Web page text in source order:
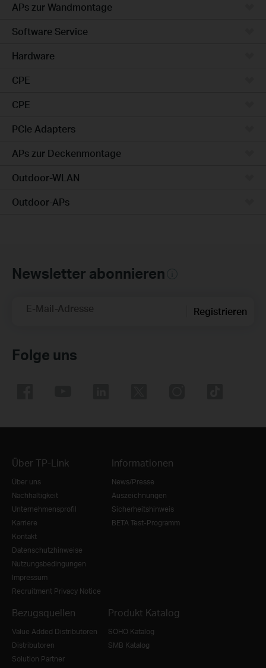
APs zur Wandmontage
Software Service
Hardware
CPE
CPE
PCIe Adapters
APs zur Deckenmontage
Outdoor-WLAN
Outdoor-APs
Newsletter abonnieren
E-Mail-Adresse Registrieren
Folge uns
Über TP-Link
Über uns
Nachhaltigkeit
Unternehmensprofil
Karriere
Kontakt
Datenschutzhinweise
Nutzungsbedingungen
Impressum
Recruitment Privacy Notice
Informationen
News/Presse
Auszeichnungen
Sicherheitshinweis
BETA Test-Programm
Bezugsquellen
Value Added Distributoren
Distributoren
Solution Partner
Produkt Katalog
SOHO Katalog
SMB Katalog